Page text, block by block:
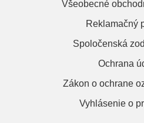
Všeobecné
Reklamačný
Spoločenská
Ochrana
Zákon o ochrane
Vyhlásenie o